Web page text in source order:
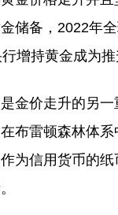
储备，2022年
增持黄金成为推
价走升的另一
布雷顿森林体
为信用货币的